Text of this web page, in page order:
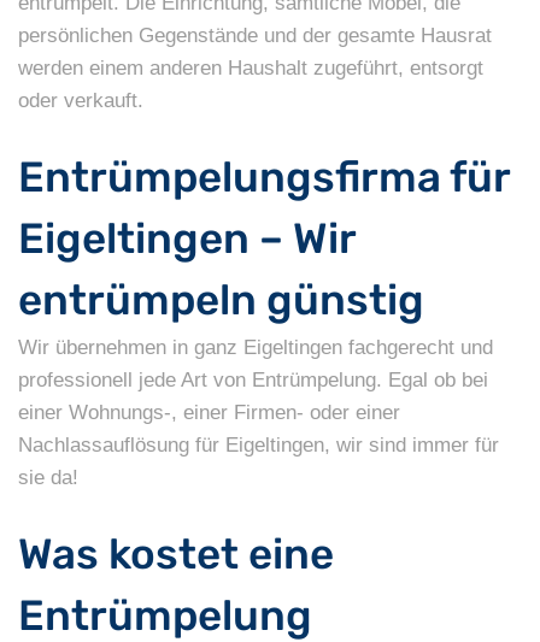
persönlichen Gegenstände und der gesamte Hausrat
werden einem anderen Haushalt zugeführt, entsorgt
oder verkauft.
Entrümpelungsfirma für
Eigeltingen – Wir
entrümpeln günstig
Wir übernehmen in ganz Eigeltingen fachgerecht und
professionell jede Art von Entrümpelung. Egal ob bei
einer Wohnungs-, einer Firmen- oder einer
Nachlassauflösung für Eigeltingen, wir sind immer für
sie da!
Was kostet eine
Entrümpelung